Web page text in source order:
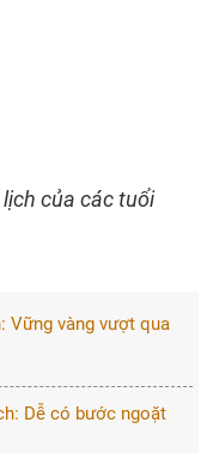
của các tuổi
Vững vàng vượt qua
Dễ có bước ngoặt